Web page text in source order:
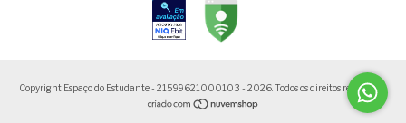
Copyright Espaço do Estudante - 21599621000103 - 2026. Todos os direitos reservados.